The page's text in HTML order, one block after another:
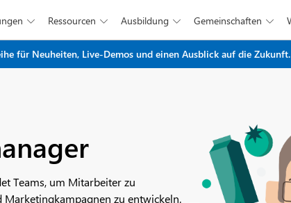
Hauptinhalt springen
 Ressourcen  Ausbildung  Gemeinschaften 
für Neuheiten, Live-Demos und einen Ausblick auf die Zukunft.
Teams, um Mitarbeiter zu
zu entwickeln.